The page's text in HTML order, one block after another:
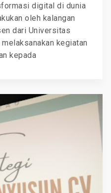
digital di dunia
oleh kalangan
dari Universitas
kegiatan
kepada